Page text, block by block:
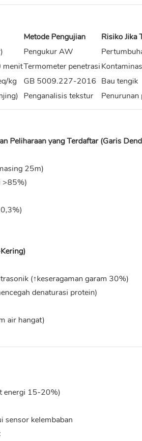
Metode Pengujian
Risiko Jika
Pengukur AW
menitTermometer penetrasi
kg GB 5009.227-2016 Bau tengik
Penganalisis tekstur Penurunan
Peliharaan yang Terdaftar (Garis
25m)
>85%)
(↑keseragaman garam 30%)
denaturasi protein)
air hangat)
energi 15-20%)
sensor kelembaban
: